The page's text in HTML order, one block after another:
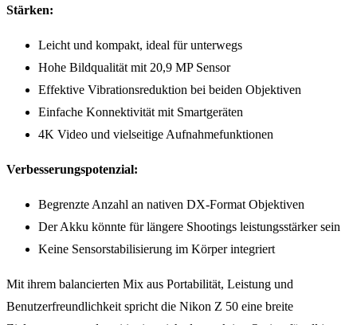
Stärken:
Leicht und kompakt, ideal für unterwegs
Hohe Bildqualität mit 20,9 MP Sensor
Effektive Vibrationsreduktion bei beiden Objektiven
Einfache Konnektivität mit Smartgeräten
4K Video und vielseitige Aufnahmefunktionen
Verbesserungspotenzial:
Begrenzte Anzahl an nativen DX-Format Objektiven
Der Akku könnte für längere Shootings leistungsstärker sein
Keine Sensorstabilisierung im Körper integriert
Mit ihrem balancierten Mix aus Portabilität, Leistung und
Benutzerfreundlichkeit spricht die Nikon Z 50 eine breite